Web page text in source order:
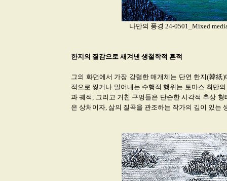
나만의 풍경 24-0501_Mixed
한지의 질감으로 새겨낸 생철학적 흔적
그의 화면에서 가장 강렬한 매개체는 단연 한지(韓
적으로 찢거나 밀어내는 수행적 행위는 토마스 최만
과 궤적, 그리고 거친 구멍들은 단순한 시각적 추상
은 상처이자, 삶의 질곡을 관조하는 작가의 깊이 있는